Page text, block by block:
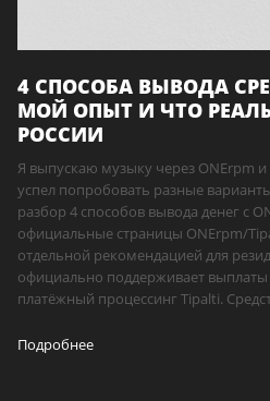
4 СПОСОБА ВЫВОДА
МОЙ ОПЫТ И ЧТО
РОССИИ
Я выпускаю музыку через ONErpm
успел попробовать разные
разбор 4 способов вывода денег с
официальные страницы ONErpm/
отдельной рекомендацией для
официально поддерживает выплаты
платёжный процессинг Tipalti.
Подробнее